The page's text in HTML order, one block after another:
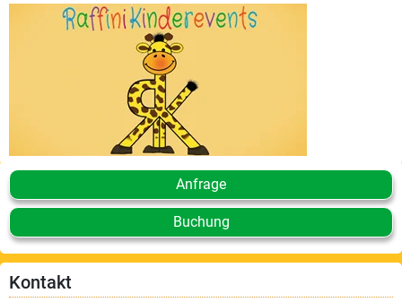
Videos
Blog
Anfrage
Buchung
Kontakt